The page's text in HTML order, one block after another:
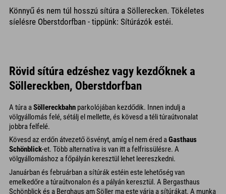
Könnyű és nem túl hosszú sítúra a Söllerecken. Tökéletes
síelésre Oberstdorfban - tippünk: Sítúrázók estéi.
Rövid sítúra edzéshez vagy kezdőknek a
Söllereckben, Oberstdorfban
A túra aSöllereckbahn parkolójában kezdődik. Innen indulj a
völgyállomás felé, sétálj el mellette, és kövesd a téli túraútvonalat
jobbra felfelé.
Kövesd az erdőn átvezető ösvényt, amíg el nem éred aGasthaus
Schönblick-et. Több alternatíva is van itt a felfrissülésre. A
völgyállomáshoz a főpályán keresztül lehet leereszkedni.
Januárban és februárban a sítúrák estéin este lehetőség van
emelkedőre a túraútvonalon és a pályán keresztül. A Bergasthaus
Schönblick és a Berghaus am Söller ma este várja a sítúrákat. A munka